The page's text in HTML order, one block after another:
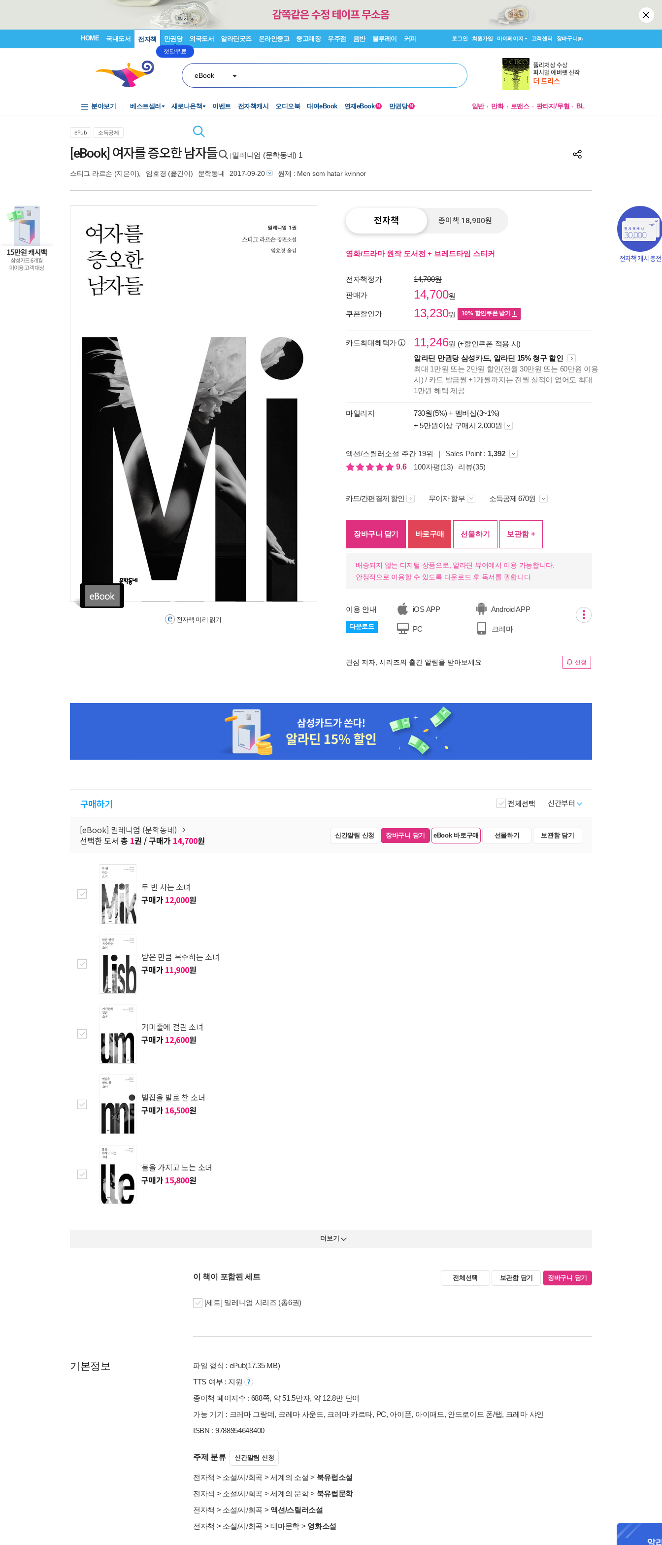
HOME 국내도서 전자책 만권당
첫달무료
외국도서 알라딘굿즈 온라인중고 중고매장 우주점 음반 블루레이 커피 로그인 회원가입 마이페이지 고객센터 장바구니(0)
eBook
분야보기 베스트셀러 새로나온책 이벤트 전자책캐시 오디오북 대여eBook 연재eBook N 만권당 N 일반 만화 로맨스 판타지/무협 BL
ePub 소득공제
[eBook] 여자를 증오한 남자들 밀레니엄 (문학동네) 1
스티그 라르손 (지은이), 임호경 (옮긴이) 문학동네 2017-09-20 원제 : Men som hatar kvinnor
종이책의
미리보기
입니다.
전자책 미리 읽기
전자책 종이책 18,900원
영화/드라마 원작 도서전 + 브레드타임 스티커
전자책정가
14,700원
판매가
14,700원
쿠폰할인가 13,230원 10% 할인쿠폰 받기
카드최대혜택가 11,246원 (+할인쿠폰 적용 시)
알라딘 만권당 삼성카드, 알라딘 15% 청구 할인
최대 1만원 또는 2만원 할인(전월 30만원 또는 60만원 이용
시) / 카드 발급월 +1개월까지는 전월 실적이 없어도 최대
1만원 혜택 제공
마일리지 730원(5%) + 멤버십(3~1%)
+ 5만원이상 구매시 2,000원
액션/스릴러소설 주간 19위 | Sales Point : 1,392
9.6
100자평(13) 리뷰(35)
카드/간편결제 할인 무이자 할부 소득공제 670원
장바구니 담기 바로구매 선물하기 보관함 +
배송되지 않는 디지털 상품으로, 알라딘 뷰어에서 이용 가능합니다.
안정적으로 이용할 수 있도록 다운로드 후 독서를 권합니다.
이용 안내
다운로드
iOS APP Android APP
PC 크레마
관심 저자, 시리즈의 출간 알림을 받아보세요 신청
구매하기 신간부터
전체선택
[eBook] 밀레니엄 (문학동네)
선택한 도서 총 1권 / 구매가 14,700원 신간알림 신청 장바구니 담기 eBook 바로구매 선물하기 보관함 담기
두 번 사는 소녀
구매가 12,000원
받은 만큼 복수하는 소녀
구매가 11,900원
거미줄에 걸린 소녀
구매가 12,600원
벌집을 발로 찬 소녀
구매가 16,500원
불을 가지고 노는 소녀
구매가 15,800원
더보기
이 책이 포함된 세트 전체선택 보관함 담기 장바구니 담기
[세트] 밀레니엄 시리즈 (총6권)
기본정보
파일 형식 : ePub(17.35 MB)
TTS 여부 : 지원
종이책 페이지수 : 688쪽, 약 51.5만자, 약 12.8만 단어
가능 기기 : 크레마 그랑데, 크레마 사운드, 크레마 카르타, PC, 아이폰, 아이패드, 안드로이드 폰/탭, 크레마 샤인
ISBN : 9788954648400
주제 분류 신간알림 신청
전자책 > 소설/시/희곡 >세계의 소설 > 북유럽소설
전자책 > 소설/시/희곡 >세계의 문학> 북유럽문학
전자책 > 소설/시/희곡 > 액션/스릴러소설
전자책 > 소설/시/희곡 >테마문학 > 영화소설